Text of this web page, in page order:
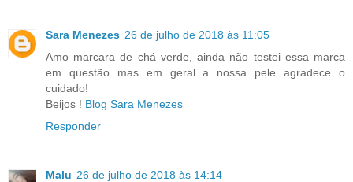
Sara Menezes 26 de julho de 2018 às 11:05
Amo marcara de chá verde, ainda não testei essa marca
em questão mas em geral a nossa pele agradece o
cuidado!
Beijos ! Blog Sara Menezes
Responder
Malu 26 de julho de 2018 às 14:14